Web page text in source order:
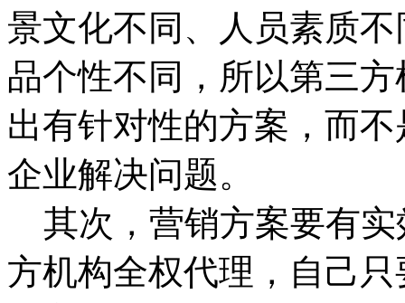
景文化不同、人员素质
品个性不同，所以第三
出有针对性的方案，而
企业解决问题。
其次，营销方案要有实
方机构全权代理，自己